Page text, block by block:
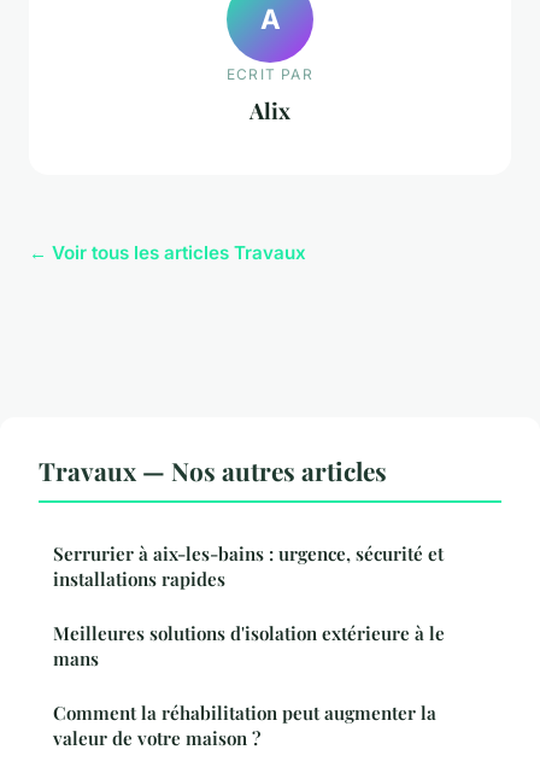
A
ECRIT PAR
Alix
← Voir tous les articles Travaux
Travaux — Nos autres articles
Serrurier à aix-les-bains : urgence, sécurité et
installations rapides
Meilleures solutions d'isolation extérieure à le
mans
Comment la réhabilitation peut augmenter la
valeur de votre maison ?